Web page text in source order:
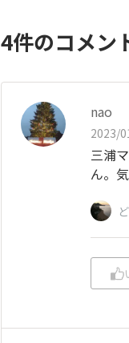
4件のコメン
nao
2023/
三浦
ん。